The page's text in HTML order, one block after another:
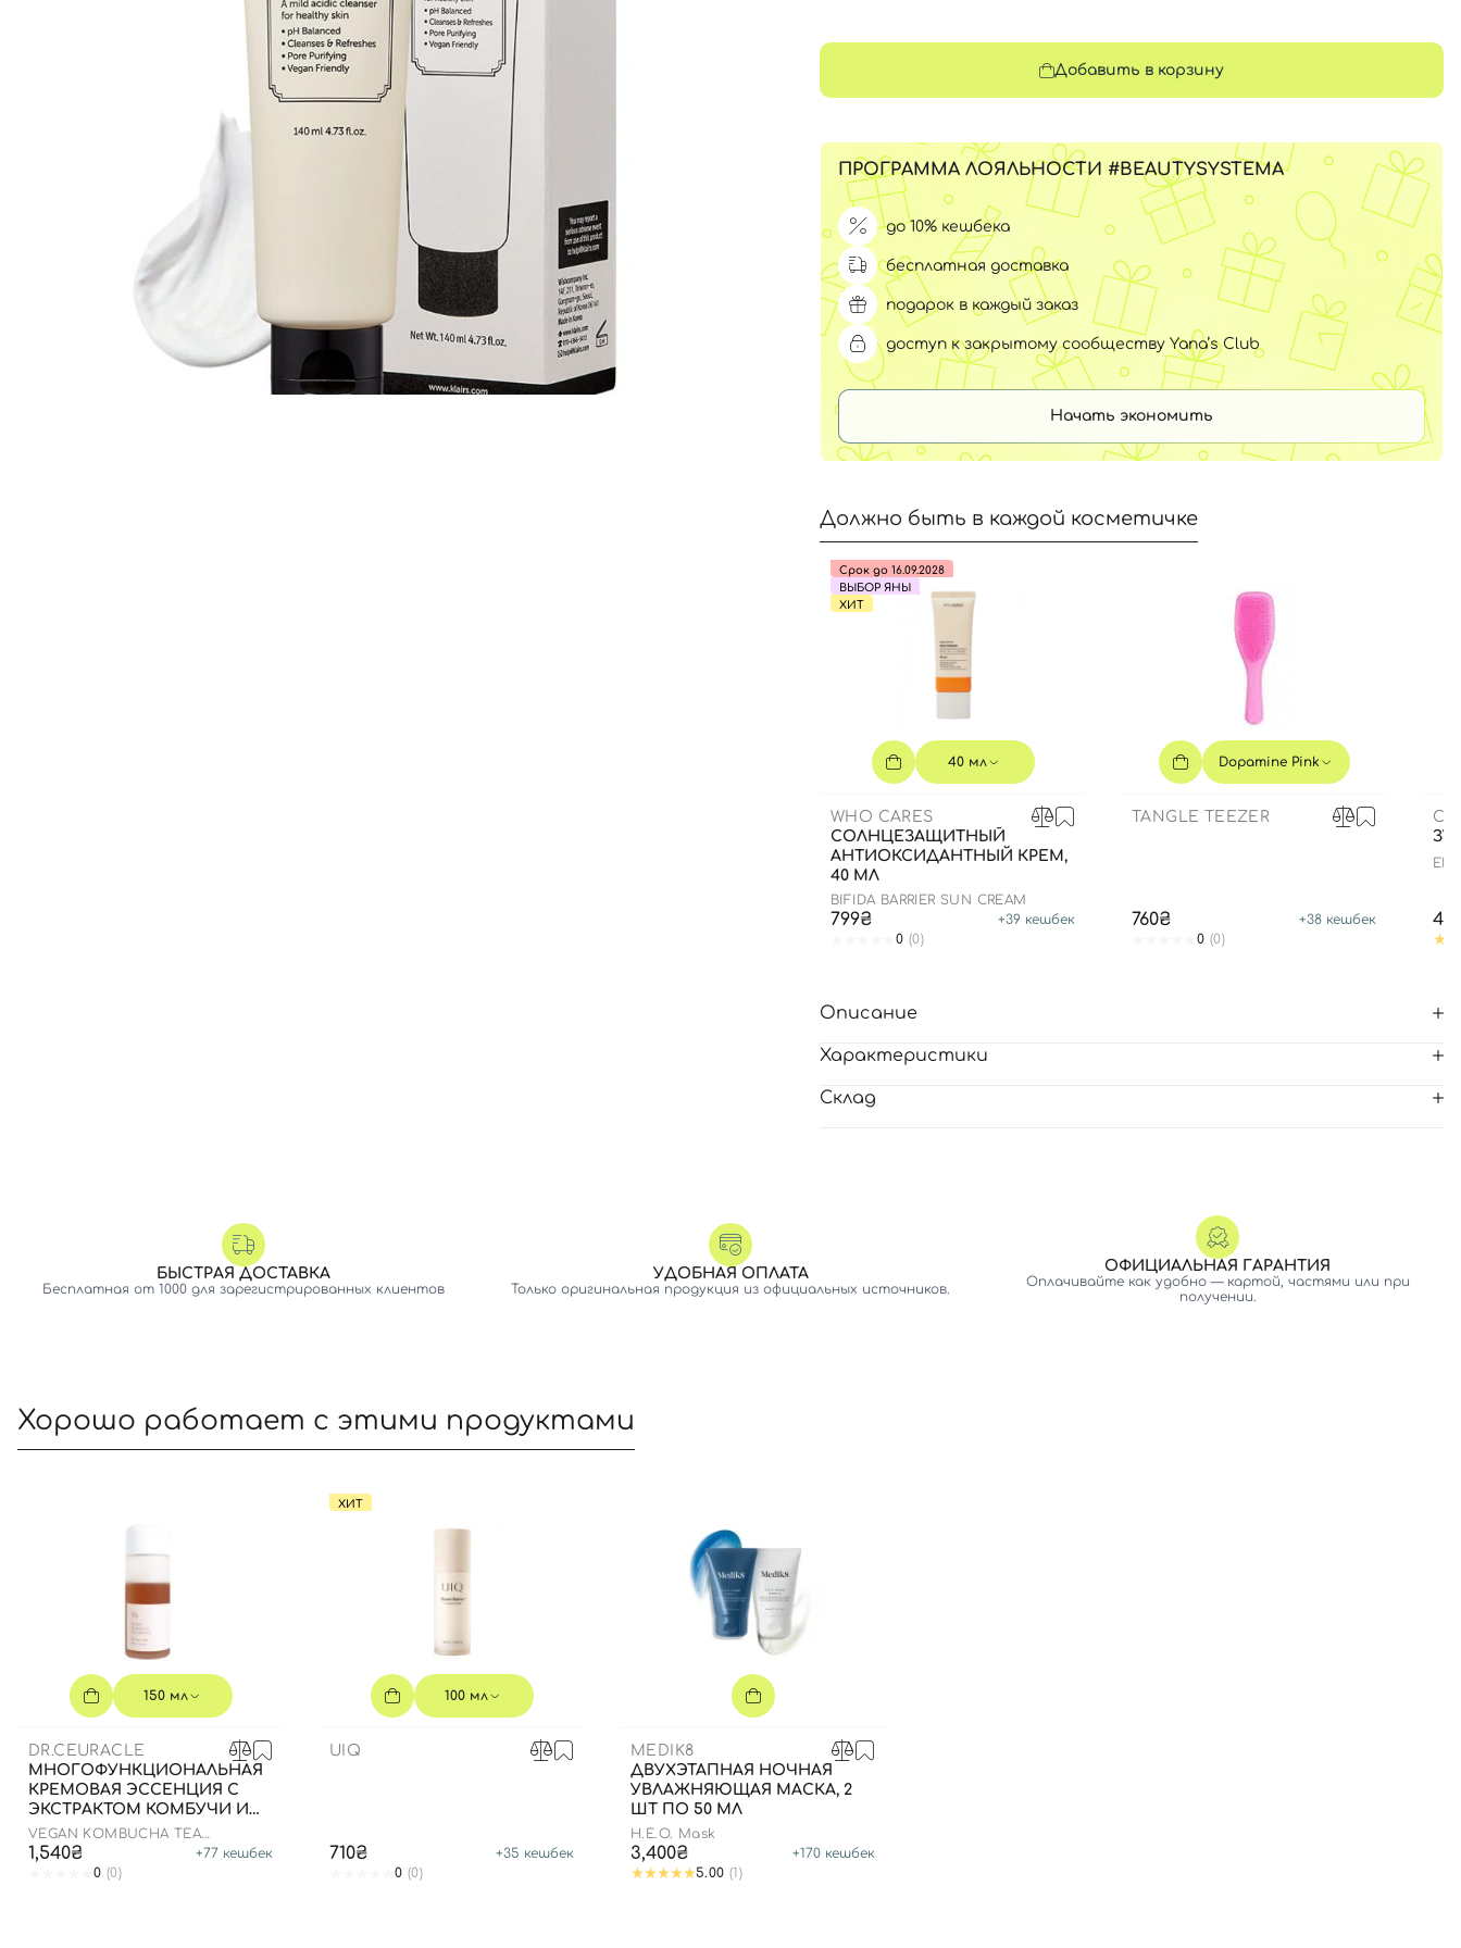
Все товары
Добавить в корзину
ПРОГРАММА ЛОЯЛЬНОСТИ #BEAUTYSYSTEMA
до 10% кешбека
бесплатная доставка
подарок в каждый заказ
доступ к закрытому сообществу Yana’s Club
Начать экономить
Должно быть в каждой косметичке
Срок до 16.09.2028
ВЫБОР ЯНЫ
ХИТ
40 мл
WHO CARES
СОЛНЦЕЗАЩИТНЫЙ
АНТИОКСИДАНТНЫЙ КРЕМ,
40 МЛ
BIFIDA BARRIER SUN CREAM
799₴ +39 кешбек
0 (0)
Dopamine Pink
TANGLE TEEZER
760₴ +38 кешбек
0 (0)
Описание
Характеристики
Склад
БЫСТРАЯ ДОСТАВКА
Бесплатная от 1000 для зарегистрированных клиентов
УДОБНАЯ ОПЛАТА
Только оригинальная продукция из официальных источников.
ОФИЦИАЛЬНАЯ ГАРАНТИЯ
Оплачивайте как удобно — картой, частями или при
получении.
Хорошо работает с этими продуктами
150 мл
DR.CEURACLE
МНОГОФУНКЦИОНАЛЬНАЯ
КРЕМОВАЯ ЭССЕНЦИЯ С
ЭКСТРАКТОМ КОМБУЧИ И
ЧЕРНОГО ЧАЯ, 150 МЛ
VEGAN KOMBUCHA TEA
ESSENCE
1,540₴ +77 кешбек
0 (0)
ХИТ
100 мл
UIQ
710₴ +35 кешбек
0 (0)
MEDIK8
ДВУХЭТАПНАЯ НОЧНАЯ
УВЛАЖНЯЮЩАЯ МАСКА, 2
ШТ ПО 50 МЛ
H.E.O. Mask
3,400₴ +170 кешбек
5.00 (1)
Вход